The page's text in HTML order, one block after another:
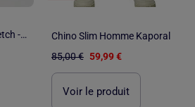
Chino slim en coton stretch - L30
Chino Slim Homme Kaporal
85,00 € 59,99 €
Voir le produit